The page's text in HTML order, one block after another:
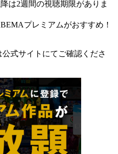
は2週間の視聴期限がありま
プレミアムがおすすめ！
式サイトにてご確認くださ